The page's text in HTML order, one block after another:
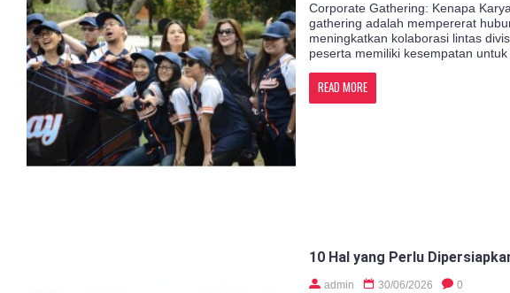
Corporate Gathering: Kenapa
gathering adalah mempererat
meningkatkan kolaborasi lintas
peserta memiliki kesempatan
READ MORE
10 Hal yang Perlu
admin 30/06/2026 0